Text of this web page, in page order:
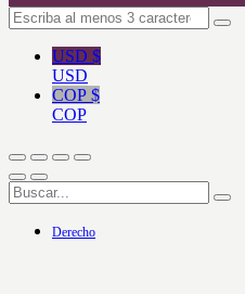
USD $
USD
COP $
COP
Derecho